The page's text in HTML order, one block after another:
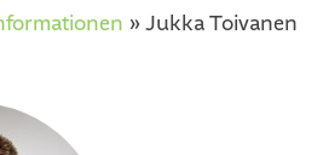
» Jukka Toivanen